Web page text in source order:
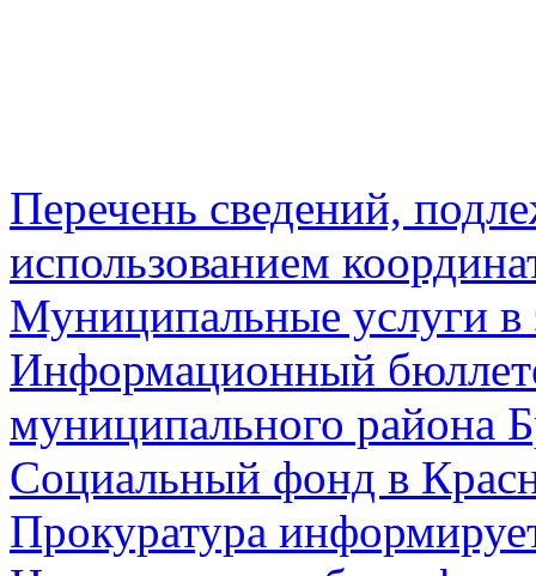
Перечень сведений,
использованием
Муниципальные услуги в
Информационный
муниципального района
Социальный фонд в
Прокуратура